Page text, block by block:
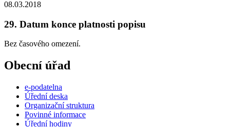
08.03.2018
29. Datum konce platnosti popisu
Bez časového omezení.
Obecní úřad
e-podatelna
Úřední deska
Organizační struktura
Povinné informace
Úřední hodiny